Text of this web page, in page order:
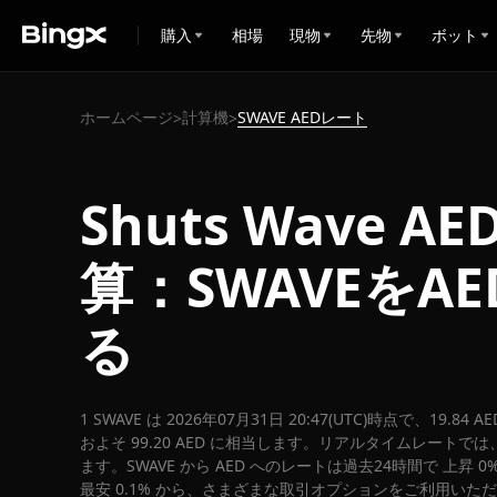
購入 相場 現物 先物 ボット
ホームページ>計算機>SWAVE AEDレート
Shuts Wave
算：SWAVEを
る
1 SWAVE は 2026年07月31日 20:47(UTC)時点で、19.84
およそ 99.20 AED に相当します。リアルタイムレートでは
ます。SWAVE から AED へのレートは過去24時間で 上昇
最安 0.1% から、さまざまな取引オプションをご利用いた